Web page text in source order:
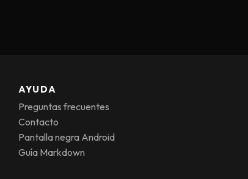
AYUDA
Preguntas frecuentes
Contacto
Pantalla negra Android
Guía Markdown